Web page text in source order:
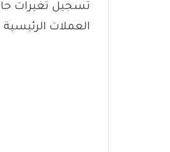
تسجيل تغيرات
العملات